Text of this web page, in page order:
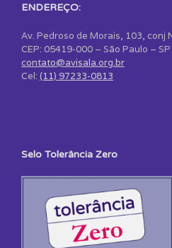
ENDEREÇO:
Av. Pedroso de Morais, 103, conj
CEP: 05419-000 – São Paulo – SP
contato@avisala.org.br
Cel: (11) 97233-0813
Selo Tolerância Zero